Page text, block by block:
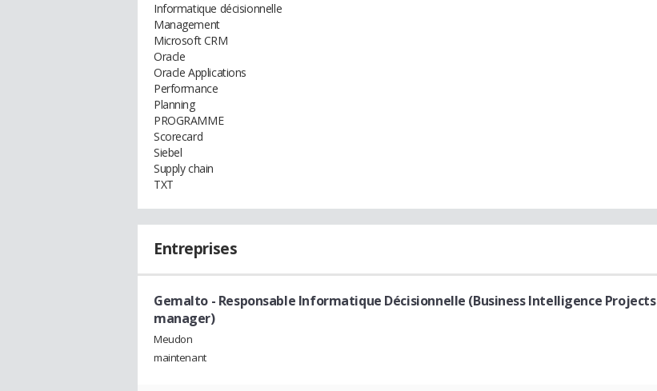
Informatique décisionnelle
Management
Microsoft CRM
Oracle
Oracle Applications
Performance
Planning
PROGRAMME
Scorecard
Siebel
Supply chain
TXT
Entreprises
Gemalto - Responsable Informatique Décisionnelle (Business Intelligence Projects
manager)
Meudon
maintenant